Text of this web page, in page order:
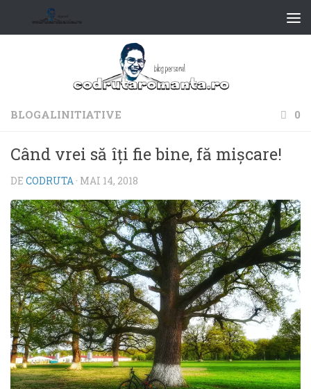
BLOGALINITIATIVE 0
Când vrei să îți fie bine, fă mișcare!
DE CODRUTA · MAI 14, 2018